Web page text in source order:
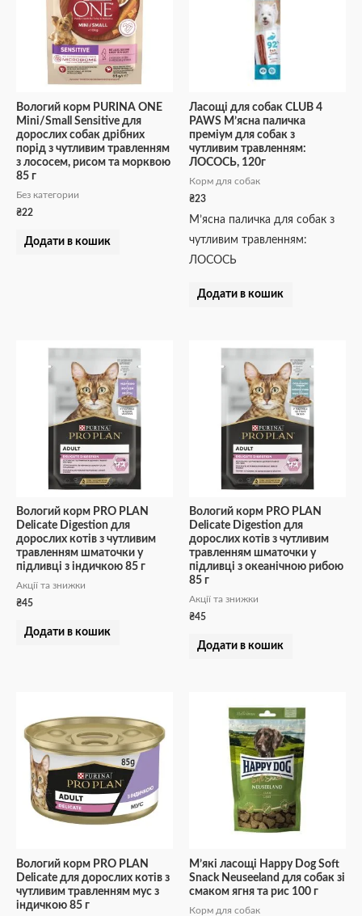
Вологий корм PURINA ONE
Mini/Small Sensitive для
дорослих собак дрібних
порід з чутливим травленням
з лососем, рисом та морквою
85 г
Без категории
₴22
Додати в кошик
Ласощі для собак CLUB 4
PAWS М’ясна паличка
преміум для собак з
чутливим травленням:
ЛОСОСЬ, 120г
Корм для собак
₴23
М’ясна паличка для собак з
чутливим травленням:
ЛОСОСЬ
Додати в кошик
Вологий корм PRO PLAN
Delicate Digestion для
дорослих котів з чутливим
травленням шматочки у
підливці з індичкою 85 г
Акції та знижки
₴45
Додати в кошик
Вологий корм PRO PLAN
Delicate Digestion для
дорослих котів з чутливим
травленням шматочки у
підливці з океанічною рибою
85 г
Акції та знижки
₴45
Додати в кошик
Вологий корм PRO PLAN
Delicate для дорослих котів з
чутливим травленням мус з
індичкою 85 г
М’які ласощі Happy Dog Soft
Snack Neuseeland для собак зі
смаком ягня та рис 100 г
Корм для собак